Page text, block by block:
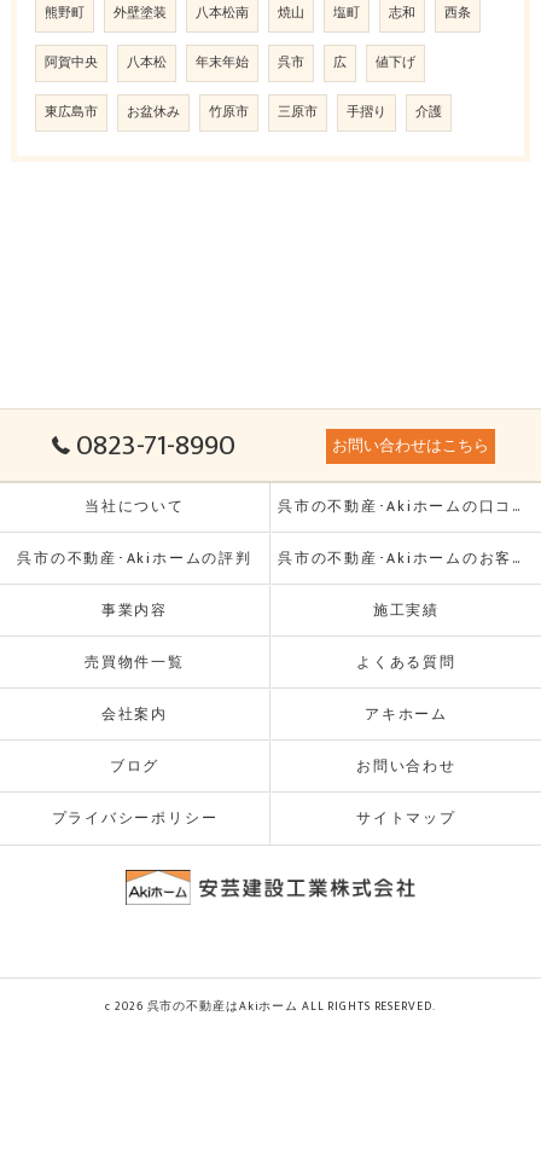
熊野町 外壁塗装 八本松南 焼山 塩町 志和 西条
阿賀中央 八本松 年末年始 呉市 広 値下げ
東広島市 お盆休み 竹原市 三原市 手摺り 介護
0823-71-8990 お問い合わせはこちら
当社について 呉市の不動産･Akiホームの口コミ情報
呉市の不動産･Akiホームの評判 呉市の不動産･Akiホームのお客様の声
事業内容 施工実績
売買物件一覧 よくある質問
会社案内 アキホーム
ブログ お問い合わせ
プライバシーポリシー サイトマップ
c 2026 呉市の不動産はAkiホーム ALL RIGHTS RESERVED.